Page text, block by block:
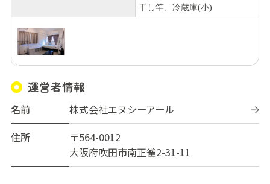
干し竿、冷蔵庫(小)
運営者情報
名前
株式会社エヌシーアール
住所
〒564-0012
大阪府吹田市南正雀2-31-11